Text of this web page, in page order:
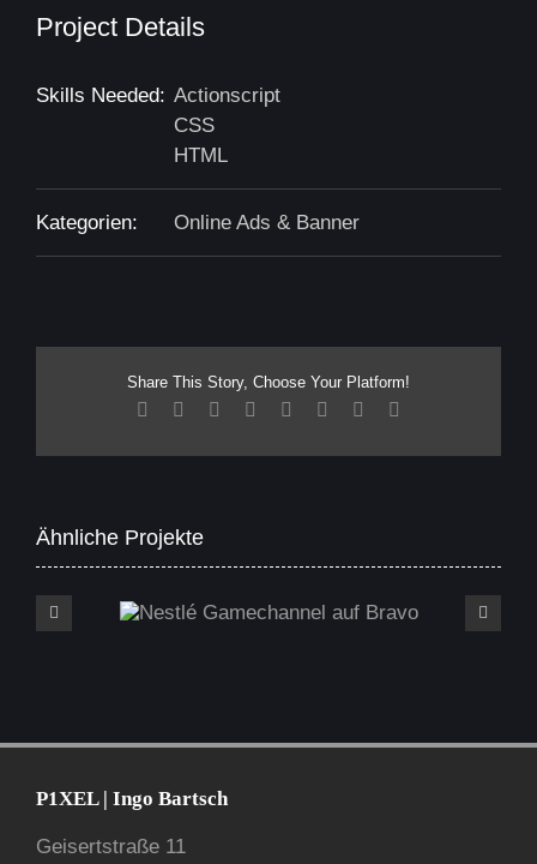
Project Details
Skills Needed: Actionscript
CSS
HTML
Kategorien: Online Ads & Banner
Share This Story, Choose Your Platform!
Facebook Reddit LinkedIn
TumblrPinterest
Ähnliche Projekte
Nestlé Gamechannel auf Bravo
P1XEL | Ingo Bartsch
Geisertstraße 11